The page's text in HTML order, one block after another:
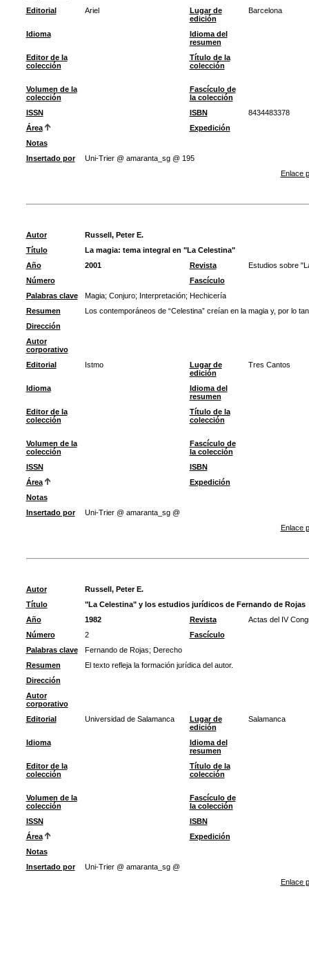
Editorial
Ariel
Lugar de
edición
Barcelona
Idioma
Idioma del
resumen
Editor de la
colección
Título de la
colección
Volumen de la
colección
Fascículo de
la colección
ISSN
ISBN
8434483378
Área
Expedición
Notas
Insertado por
Uni-Trier @ amaranta_sg @ 195
Enlace
Autor
Russell, Peter E.
Título
La magia: tema integral en "La Celestina"
Año
2001 Revista
Estudios sobre
Número
Fascículo
Palabras clave
Magia; Conjuro; Interpretación; Hechicería
Resumen
Los contemporáneos de “Celestina” creían en la magia y, por lo
Dirección
Autor
corporativo
Editorial
Istmo
Lugar de
edición
Tres Cantos
Idioma
Idioma del
resumen
Editor de la
colección
Título de la
colección
Volumen de la
colección
Fascículo de
la colección
ISSN
ISBN
Área
Expedición
Notas
Insertado por
Uni-Trier @ amaranta_sg @
Enlace
Autor
Russell, Peter E.
Título
"La Celestina" y los estudios jurídicos de Fernando de Rojas
Año
1982 Revista
Actas del IV
Número
2
Fascículo
Palabras clave
Fernando de Rojas; Derecho
Resumen
El texto refleja la formación jurídica del autor.
Dirección
Autor
corporativo
Editorial
Universidad de Salamanca
Lugar de
edición
Salamanca
Idioma
Idioma del
resumen
Editor de la
colección
Título de la
colección
Volumen de la
colección
Fascículo de
la colección
ISSN
ISBN
Área
Expedición
Notas
Insertado por
Uni-Trier @ amaranta_sg @
Enlace